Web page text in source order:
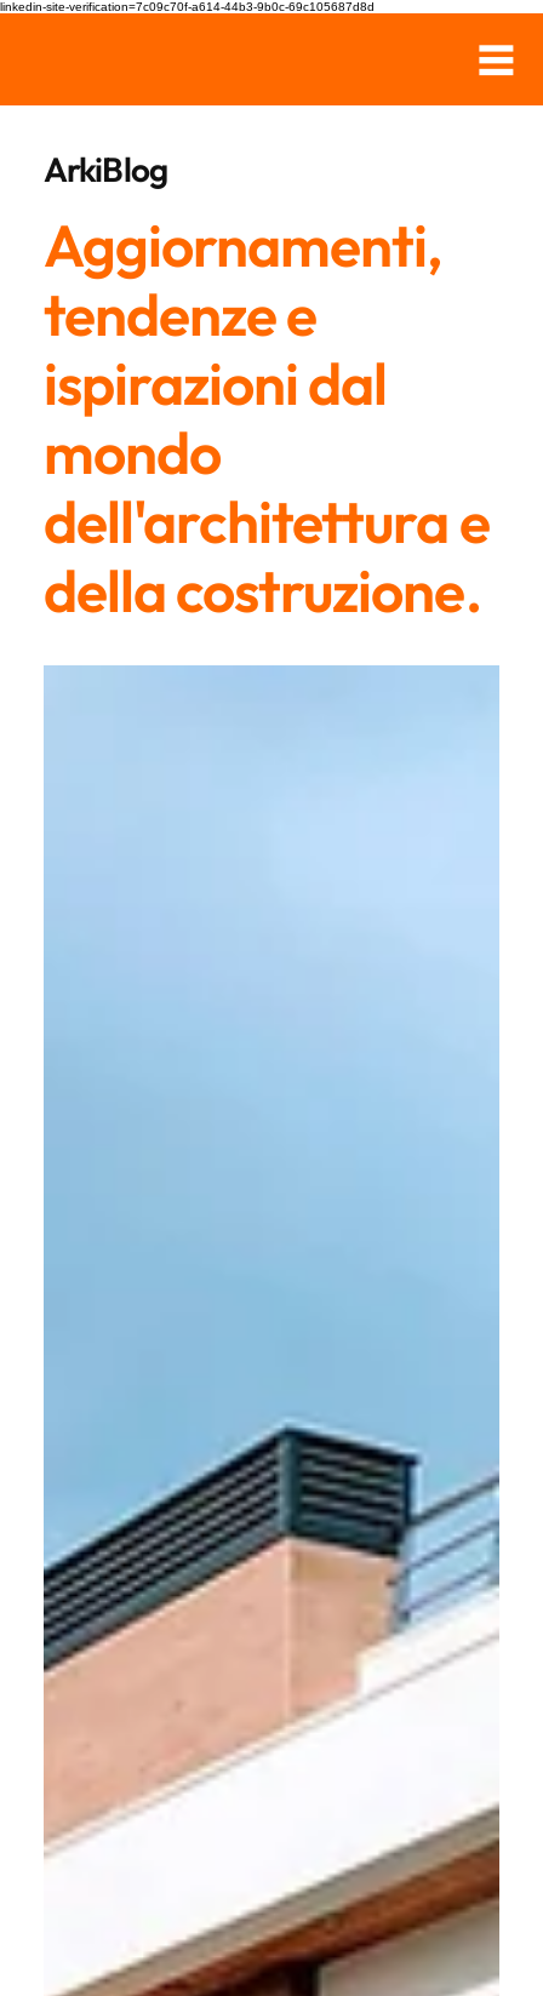
linkedin-site-verification=7c09c70f-a614-44b3-9b0c-69c105687d8d
ArkiBlog
Aggiornamenti,
tendenze e
ispirazioni dal
mondo
dell'architettura e
della costruzione.